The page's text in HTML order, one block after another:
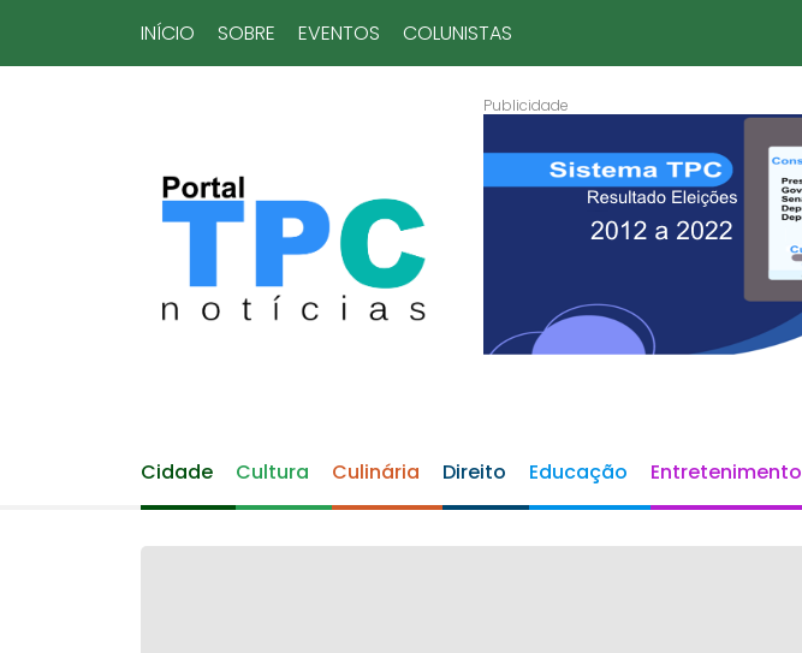
INÍCIO SOBRE EVENTOS COLUNISTAS
Cidade Cultura Culinária Direito Educação Entretenimento